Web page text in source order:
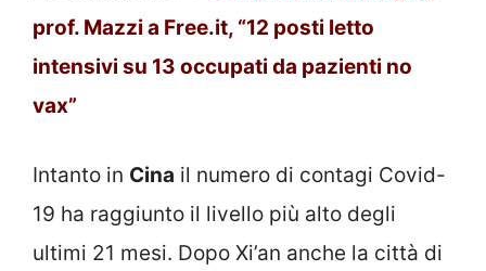
prof. Mazzi a Free.it, “12 posti letto
intensivi su 13 occupati da pazienti no
vax”
Intanto in Cina il numero di contagi Covid-
19 ha raggiunto il livello più alto degli
ultimi 21 mesi. Dopo Xi’an anche la città di